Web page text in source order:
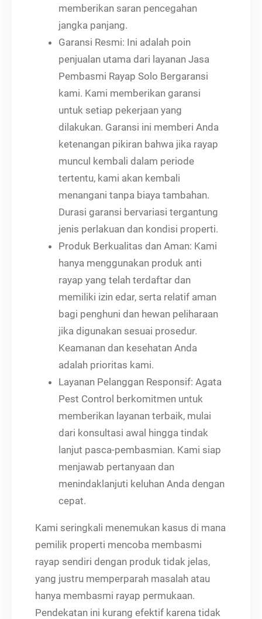
memberikan saran pencegahan
jangka panjang.
Garansi Resmi: Ini adalah poin
penjualan utama dari layanan Jasa
Pembasmi Rayap Solo Bergaransi
kami. Kami memberikan garansi
untuk setiap pekerjaan yang
dilakukan. Garansi ini memberi Anda
ketenangan pikiran bahwa jika rayap
muncul kembali dalam periode
tertentu, kami akan kembali
menangani tanpa biaya tambahan.
Durasi garansi bervariasi tergantung
jenis perlakuan dan kondisi properti.
Produk Berkualitas dan Aman: Kami
hanya menggunakan produk anti
rayap yang telah terdaftar dan
memiliki izin edar, serta relatif aman
bagi penghuni dan hewan peliharaan
jika digunakan sesuai prosedur.
Keamanan dan kesehatan Anda
adalah prioritas kami.
Layanan Pelanggan Responsif: Agata
Pest Control berkomitmen untuk
memberikan layanan terbaik, mulai
dari konsultasi awal hingga tindak
lanjut pasca-pembasmian. Kami siap
menjawab pertanyaan dan
menindaklanjuti keluhan Anda dengan
cepat.
Kami seringkali menemukan kasus di mana
pemilik properti mencoba membasmi
rayap sendiri dengan produk tidak jelas,
yang justru memperparah masalah atau
hanya membasmi rayap permukaan.
Pendekatan ini kurang efektif karena tidak